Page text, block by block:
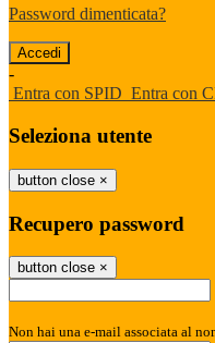
Password dimenticata?
-
Entra con SPID Entra con
Seleziona utente
button close ×
Recupero password
button close ×
Non hai una e-mail associata al